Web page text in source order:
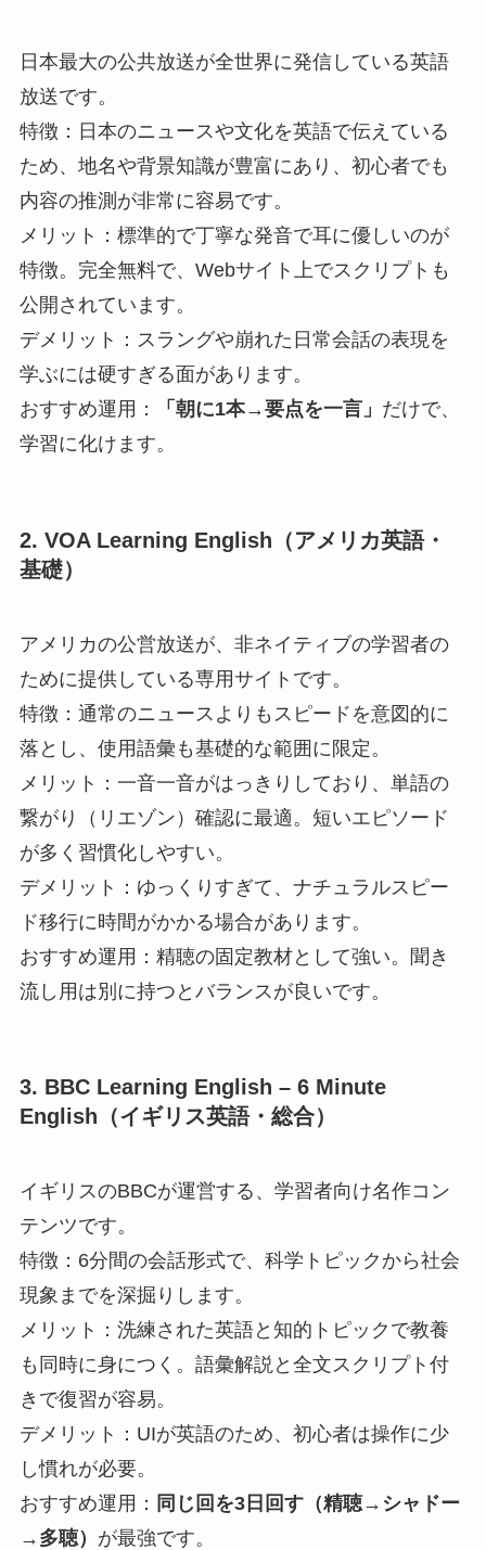
日本最大の公共放送が全世界に発信している英語
放送です。
特徴：日本のニュースや文化を英語で伝えている
ため、地名や背景知識が豊富にあり、初心者でも
内容の推測が非常に容易です。
メリット：標準的で丁寧な発音で耳に優しいのが
特徴。完全無料で、Webサイト上でスクリプトも
公開されています。
デメリット：スラングや崩れた日常会話の表現を
学ぶには硬すぎる面があります。
おすすめ運用：
「朝に1本→要点を一言」 だけで、
学習に化けます。
2. VOA Learning English（アメリカ英語・
基礎）
アメリカの公営放送が、非ネイティブの学習者の
ために提供している専用サイトです。
特徴：通常のニュースよりもスピードを意図的に
落とし、使用語彙も基礎的な範囲に限定。
メリット：一音一音がはっきりしており、単語の
繋がり（リエゾン）確認に最適。短いエピソード
が多く習慣化しやすい。
デメリット：ゆっくりすぎて、ナチュラルスピー
ド移行に時間がかかる場合があります。
おすすめ運用：精聴の固定教材として強い。聞き
流し用は別に持つとバランスが良いです。
3. BBC Learning English – 6 Minute
English（イギリス英語・総合）
イギリスのBBCが運営する、学習者向け名作コン
テンツです。
特徴：6分間の会話形式で、科学トピックから社会
現象までを深掘りします。
メリット：洗練された英語と知的トピックで教養
も同時に身につく。語彙解説と全文スクリプト付
きで復習が容易。
デメリット：UIが英語のため、初心者は操作に少
し慣れが必要。
おすすめ運用： 同じ回を3日回す（精聴→シャドー
→多聴） が最強です。